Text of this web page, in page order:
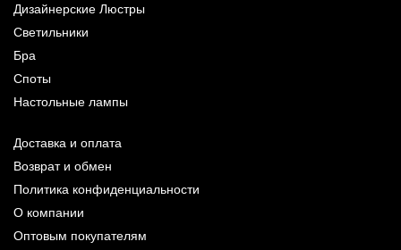
Дизайнерские Люстры
Светильники
Бра
Споты
Настольные лампы
Доставка и оплата
Возврат и обмен
Политика конфиденциальности
О компании
Оптовым покупателям